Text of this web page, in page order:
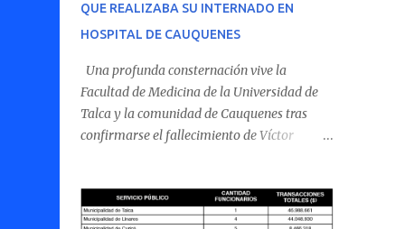
QUE REALIZABA SU INTERNADO EN
HOSPITAL DE CAUQUENES
Una profunda consternación vive la
Facultad de Medicina de la Universidad de
Talca y la comunidad de Cauquenes tras
confirmarse el fallecimiento de Víctor
Cauquenes. De acuerdo con los antecedentes
conocidos, el joven se presentó a cumplir su